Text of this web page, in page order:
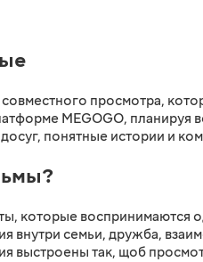
просмотра,
MEGOGO, планируя
понятные истории и
которые воспринимаются
внутри семьи, дружба,
выстроены так, щоб